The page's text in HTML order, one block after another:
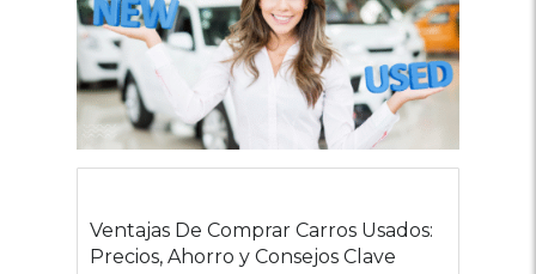
Ventajas De Comprar Carros Usados:
Precios, Ahorro y Consejos Clave